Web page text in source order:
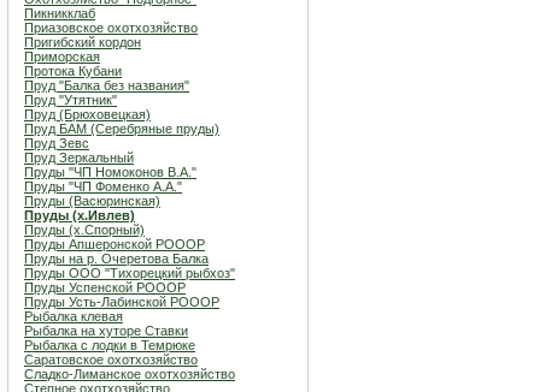
Пикникклаб
Приазовское охотхозяйство
Пригибский кордон
Приморская
Протока Кубани
Пруд "Балка без названия"
Пруд "Утятник"
Пруд (Брюховецкая)
Пруд БАМ (Серебряные пруды)
Пруд Зевс
Пруд Зеркальный
Пруды "ЧП Номоконов В.А."
Пруды "ЧП Фоменко А.А."
Пруды (Васюринская)
Пруды (х.Ивлев)
Пруды (х.Спорный)
Пруды Апшеронской РОООР
Пруды на р. Очеретова Балка
Пруды ООО "Тихорецкий рыбхоз"
Пруды Успенской РОООР
Пруды Усть-Лабинской РОООР
Рыбалка клевая
Рыбалка на хуторе Ставки
Рыбалка с лодки в Темрюке
Саратовское охотхозяйство
Сладко-Лиманское охотхозяйство
Степное охотхозяйство